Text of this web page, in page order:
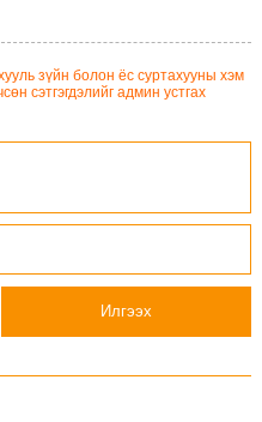
зүйн болон ёс суртахууны хэм
сэтгэгдэлийг админ устгах
Илгээх